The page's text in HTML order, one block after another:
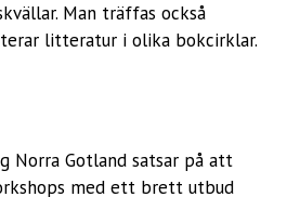
Man träffas också
litteratur i olika bokcirklar.
Norra Gotland satsar på att
med ett brett utbud